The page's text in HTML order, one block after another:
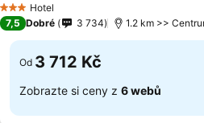
3 Počet hvězdiček
Hotel
7,5 Dobré 3 734 1.2 km >>
Od 3 712 Kč
Zobrazte si ceny z 6 webů